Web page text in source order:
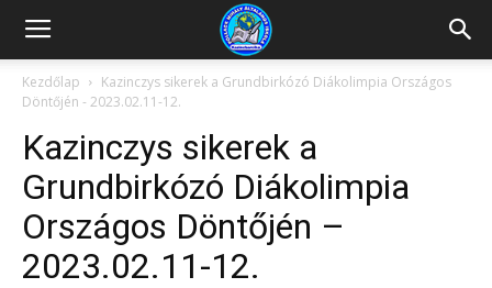
Kazincbarcikai
Pollack
Mihály
Kezdőlap
Kazinczys sikerek a Grundbirkózó Diákolimpia Országos
Döntőjén - 2023.02.11-12.
Kazinczys sikerek a
Grundbirkózó Diákolimpia
Országos Döntőjén –
2023.02.11-12.